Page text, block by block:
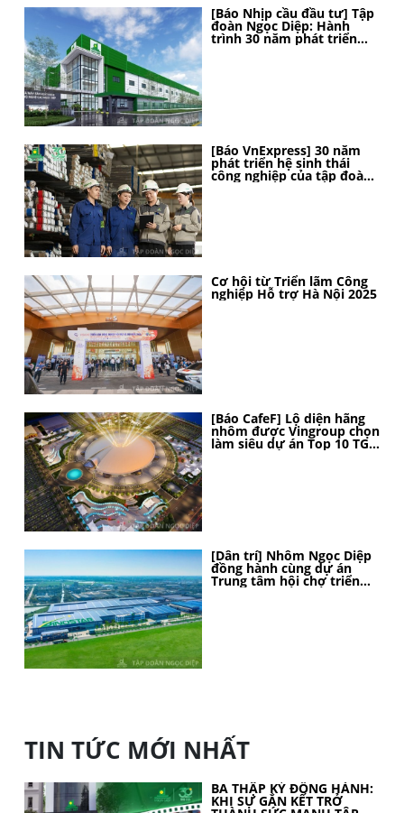
[Báo Nhịp cầu đầu tư] Tập
đoàn Ngọc Diệp: Hành
trình 30 năm phát triển
bền vững, kiến tạo vị thế
[Báo VnExpress] 30 năm
phát triển hệ sinh thái
công nghiệp của tập đoàn
Ngọc Diệp
Cơ hội từ Triển lãm Công
nghiệp Hỗ trợ Hà Nội 2025
[Báo CafeF] Lộ diện hãng
nhôm được Vingroup chọn
làm siêu dự án Top 10 TG,
thi công thần tốc, 4 tháng
[Dân trí] Nhôm Ngọc Diệp
đồng hành cùng dự án
Trung tâm hội chợ triển
lãm Quốc gia
TIN TỨC MỚI NHẤT
BA THẬP KỶ ĐỒNG HÀNH:
KHI SỰ GẮN KẾT TRỞ